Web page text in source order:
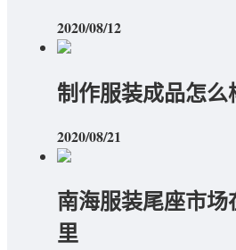
2020/08/12
制作服装成品怎么
2020/08/21
南海服装尾座市场
里